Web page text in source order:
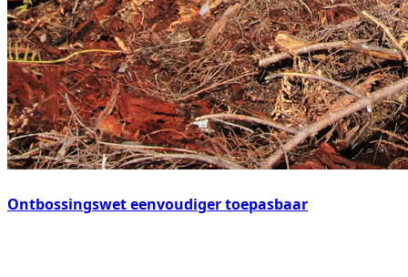
Ontbossingswet eenvoudiger toepasbaar